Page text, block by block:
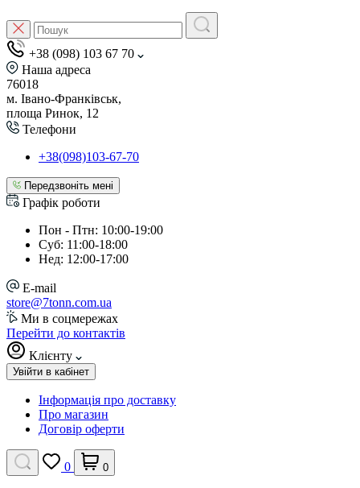
+38 (098) 103 67 70
Наша адреса
76018
м. Івано-Франківськ,
площа Ринок, 12
Телефони
+38(098)103-67-70
Передзвоніть мені
Графік роботи
Пон - Птн: 10:00-19:00
Суб: 11:00-18:00
Нед: 12:00-17:00
E-mail
store@7tonn.com.ua
Ми в соцмережах
Перейти до контактів
Клієнту
Увійти в кабінет
Інформація про доставку
Про магазин
Договір оферти
0 0